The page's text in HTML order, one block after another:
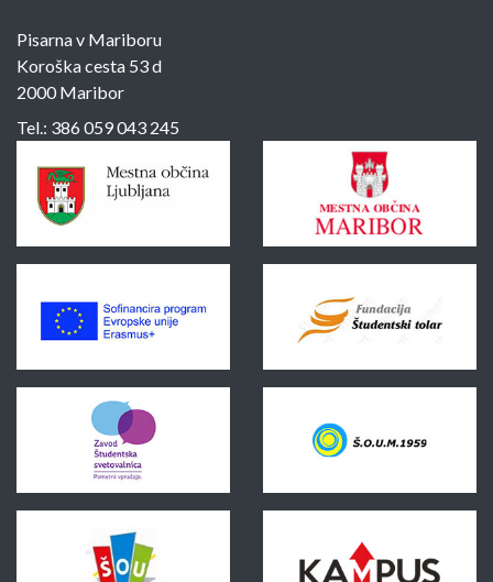
Pisarna v Mariboru
Koroška cesta 53 d
2000 Maribor
Tel.: 386 059 043 245